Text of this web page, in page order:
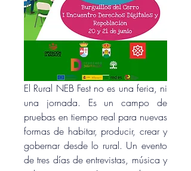
El Rural NEB Fest no es una feria, ni
una jornada. Es un campo de
pruebas en tiempo real para nuevas
formas de habitar, producir, crear y
gobernar desde lo rural. Un evento
de tres días de entrevistas, música y